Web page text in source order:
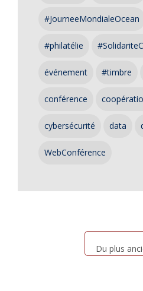
#JourneeMondialeOcean
#philatélie
événement #timbre
conférence
cybersécurité data
WebConférence
Du plus